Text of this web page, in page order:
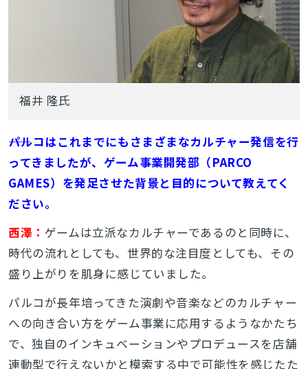
福井 隆氏
――パルコはこれまでにもさまざまなカルチャー発信を行
ってきましたが、ゲーム事業開発部（PARCO
GAMES）を発足させた背景と目的について教えてく
ださい。
西澤： ゲームは立派なカルチャーであるのと同時に、
時代の流れとしても、世界的な注目度としても、その
盛り上がりを肌身に感じていました。
パルコが長年培ってきた演劇や音楽などのカルチャー
への向き合い方をゲーム事業に応用するようなかたち
で、独自のインキュベーションやプロデュースを店舗
連動型で行えないかと模索する中で可能性を感じたた